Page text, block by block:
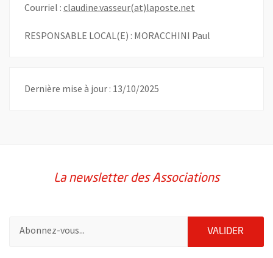
Courriel : claudine.vasseur(at)laposte.net
RESPONSABLE LOCAL(E) : MORACCHINI Paul
Dernière mise à jour : 13/10/2025
La newsletter des Associations
VALIDER